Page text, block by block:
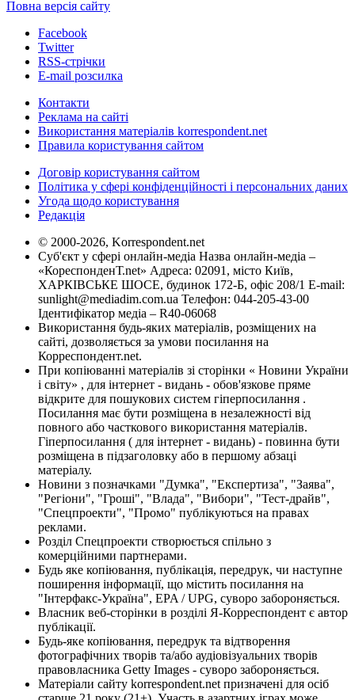
Повна версія сайту
Facebook
Twitter
RSS-стрічки
E-mail розсилка
Контакти
Реклама на сайті
Використання матеріалів korrespondent.net
Правила користування сайтом
Договір користування сайтом
Політика у сфері конфіденційності і персональних даних
Угода щодо користування
Редакція
© 2000-2026, Korrespondent.net
Суб'єкт у сфері онлайн-медіа Назва онлайн-медіа –
«КореспонденТ.net» Адреса: 02091, місто Київ,
ХАРКІВСЬКЕ ШОСЕ, будинок 172-Б, офіс 208/1 E-mail:
sunlight@mediadim.com.ua Телефон: 044-205-43-00
Ідентифікатор медіа – R40-06068
Використання будь-яких матеріалів, розміщених на
сайті, дозволяється за умови посилання на
Корреспондент.net.
При копіюванні матеріалів зі сторінки « Новини України
і світу» , для інтернет - видань - обов'язкове пряме
відкрите для пошукових систем гіперпосилання .
Посилання має бути розміщена в незалежності від
повного або часткового використання матеріалів.
Гіперпосилання ( для інтернет - видань) - повинна бути
розміщена в підзаголовку або в першому абзаці
матеріалу.
Новини з позначками "Думка", "Експертиза", "Заява",
"Регіони", "Гроші", "Влада", "Вибори", "Тест-драйв",
"Спецпроекти", "Промо" публікуються на правах
реклами.
Розділ Спецпроекти створюється спільно з
комерційними партнерами.
Будь яке копіювання, публікація, передрук, чи наступне
поширення інформації, що містить посилання на
"Інтерфакс-Україна", EPA / UPG, суворо забороняється.
Власник веб-сторінки в розділі Я-Корреспондент є автор
публікації.
Будь-яке копіювання, передрук та відтворення
фотографічних творів та/або аудіовізуальних творів
правовласника Getty Images - суворо забороняється.
Матеріали сайту korrespondent.net призначені для осіб